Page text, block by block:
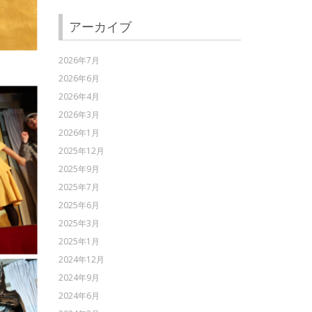
アーカイブ
2026年7月
2026年6月
2026年4月
2026年3月
2026年1月
2025年12月
2025年9月
2025年7月
2025年6月
2025年3月
2025年1月
2024年12月
2024年9月
2024年6月